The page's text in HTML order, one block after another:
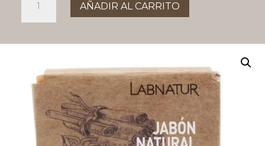
CANELA
cantidad
AÑADIR AL CARRITO